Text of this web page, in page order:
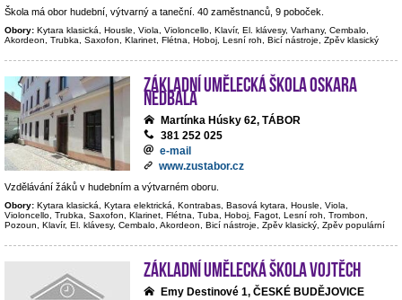
Škola má obor hudební, výtvarný a taneční. 40 zaměstnanců, 9 poboček.
Obory: Kytara klasická, Housle, Viola, Violoncello, Klavír, El. klávesy, Varhany, Cembalo,
Akordeon, Trubka, Saxofon, Klarinet, Flétna, Hoboj, Lesní roh, Bicí nástroje, Zpěv klasický
Základní umělecká škola Oskara
Nedbala
Martínka Húsky 62, TÁBOR
381 252 025
e-mail
www.zustabor.cz
Vzdělávání žáků v hudebním a výtvarném oboru.
Obory: Kytara klasická, Kytara elektrická, Kontrabas, Basová kytara, Housle, Viola,
Violoncello, Trubka, Saxofon, Klarinet, Flétna, Tuba, Hoboj, Fagot, Lesní roh, Trombon,
Pozoun, Klavír, El. klávesy, Cembalo, Akordeon, Bicí nástroje, Zpěv klasický, Zpěv populární
Základní umělecká škola Vojtěch
Emy Destinové 1, ČESKÉ BUDĚJOVICE